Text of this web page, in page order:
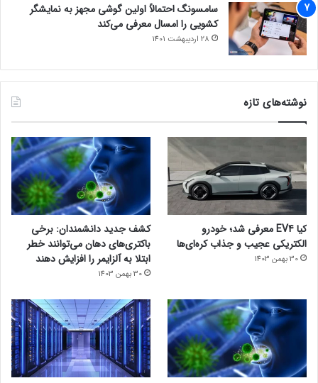
سامسونگ احتمالاً اولین گوشی مجهز به نمایشگر
کشویی را امسال معرفی می‌کند
28 اردیبهشت 1401
نوشته‌های تازه
کیا EV4 معرفی شد؛ خودرو
الکتریکی عجیب و جذاب کره‌ای‌ها
30 بهمن 1403
کشف جدید دانشمندان: برخی
باکتری‌های دهان می‌توانند خطر
ابتلا به آلزایمر را افزایش دهند
30 بهمن 1403